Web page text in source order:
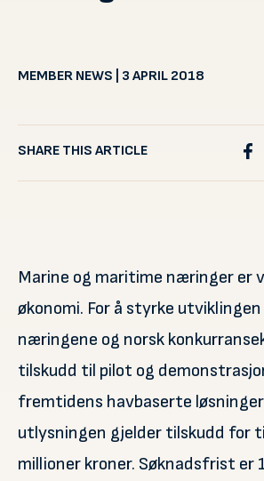
MEMBER NEWS | 3 APRIL 2018
SHARE THIS ARTICLE
Marine og maritime næringer er
økonomi. For å styrke utviklingen
næringene og norsk
tilskudd til pilot og
fremtidens havbaserte
utlysningen gjelder tilskudd for
millioner kroner. Søknadsfrist er